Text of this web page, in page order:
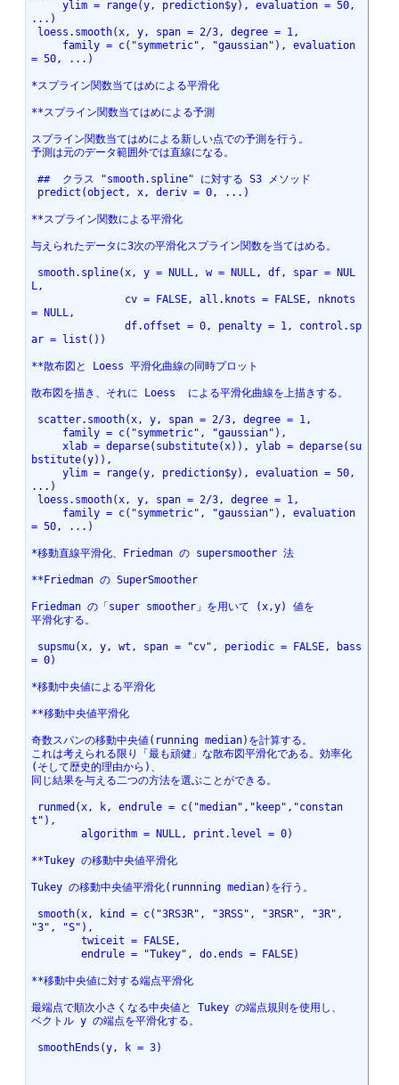
...)
loess.smooth(x, y, span = 2/3, degree = 1,
= 50, ...)
*スプライン関数当てはめによる平滑化
**スプライン関数当てはめによる予測
スプライン関数当てはめによる新しい点での予測を行う。
予測は元のデータ範囲外では直線になる。
##  クラス "smooth.spline" に対する S3 メソッド
predict(object, x, deriv = 0, ...)
**スプライン関数による平滑化
与えられたデータに3次の平滑化スプライン関数を当てはめる。
L,
= NULL,
ar = list())
**散布図と Loess 平滑化曲線の同時プロット
散布図を描き、それに Loess  による平滑化曲線を上描きする。
scatter.smooth(x, y, span = 2/3, degree = 1,
     family = c("symmetric", "gaussian"),
bstitute(y)),
...)
loess.smooth(x, y, span = 2/3, degree = 1,
= 50, ...)
*移動直線平滑化、Friedman の supersmoother 法
**Friedman の SuperSmoother
Friedman の「super smoother」を用いて (x,y) 値を
平滑化する。
= 0)
*移動中央値による平滑化
**移動中央値平滑化
奇数スパンの移動中央値(running median)を計算する。
これは考えられる限り「最も頑健」な散布図平滑化である。効率化
(そして歴史的理由から)、
同じ結果を与える二つの方法を選ぶことができる。
t"),
        algorithm = NULL, print.level = 0)
**Tukey の移動中央値平滑化
Tukey の移動中央値平滑化(runnning median)を行う。
"3", "S"),
        twiceit = FALSE,
        endrule = "Tukey", do.ends = FALSE)
**移動中央値に対する端点平滑化
最端点で順次小さくなる中央値と Tukey の端点規則を使用し、
ベクトル y の端点を平滑化する。
smoothEnds(y, k = 3)